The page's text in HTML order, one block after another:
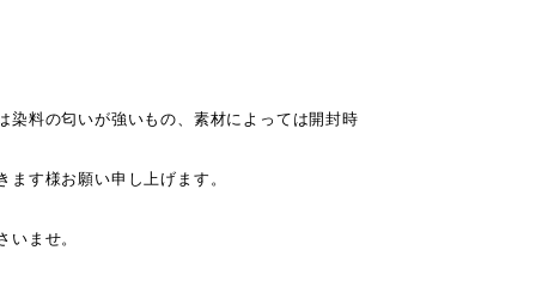
染料の匂いが強いもの、素材によっては開封時
す様お願い申し上げます。
ませ。